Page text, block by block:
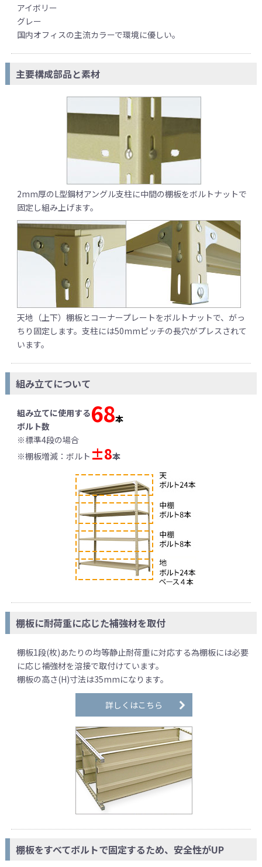
アイボリー
グレー
国内オフィスの主流カラーで環境に優しい。
主要構成部品と素材
2mm厚のL型鋼材アングル支柱に中間の棚板をボルトナットで
固定し組み上げます。
天地（上下）棚板とコーナープレートをボルトナットで、がっ
ちり固定します。支柱には50mmピッチの長穴がプレスされて
います。
組み立てについて
組み立てに使用する
ボルト数
※標準4段の場合
68本
※棚板増減：ボルト ±8本
棚板に耐荷重に応じた補強材を取付
棚板1段(枚)あたりの均等静止耐荷重に対応する為棚板には必要
に応じ補強材を溶接で取付けています。
棚板の高さ(H)寸法は35mmになります。
詳しくはこちら
棚板をすべてボルトで固定するため、安全性がUP